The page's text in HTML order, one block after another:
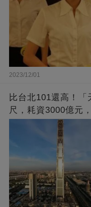
2023/12/01
比台北101還高！
尺，耗資3000億元